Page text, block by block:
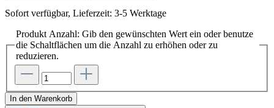
Sofort verfügbar, Lieferzeit: 3-5 Werktage
Produkt Anzahl: Gib den gewünschten Wert ein oder benutze
die Schaltflächen um die Anzahl zu erhöhen oder zu
reduzieren.
In den Warenkorb